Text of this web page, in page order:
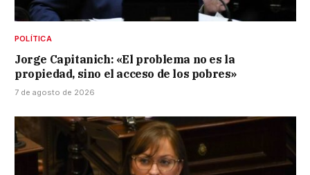
POLÍTICA
Jorge Capitanich: «El problema no es la
propiedad, sino el acceso de los pobres»
7 de agosto de 2026